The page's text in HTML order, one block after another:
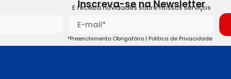
Inscreva-se na Newsletter
E receba novidades sobre nossos serviços
*Preenchimento Obrigatório | Politica de Privacidade